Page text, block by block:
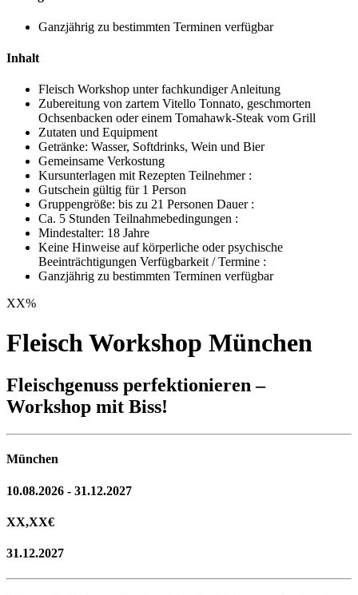
Ganzjährig zu bestimmten Terminen verfügbar
Inhalt
Fleisch Workshop unter fachkundiger Anleitung
Zubereitung von zartem Vitello Tonnato, geschmorten
Ochsenbacken oder einem Tomahawk-Steak vom Grill
Zutaten und Equipment
Getränke: Wasser, Softdrinks, Wein und Bier
Gemeinsame Verkostung
Kursunterlagen mit Rezepten Teilnehmer :
Gutschein gültig für 1 Person
Gruppengröße: bis zu 21 Personen Dauer :
Ca. 5 Stunden Teilnahmebedingungen :
Mindestalter: 18 Jahre
Keine Hinweise auf körperliche oder psychische
Beeinträchtigungen Verfügbarkeit / Termine :
Ganzjährig zu bestimmten Terminen verfügbar
XX%
Fleisch Workshop München
Fleischgenuss perfektionieren –
Workshop mit Biss!
München
10.08.2026 - 31.12.2027
XX,XX€
31.12.2027